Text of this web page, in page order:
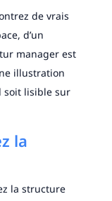
de vrais
d’un
manager est
illustration
soit lisible sur
la
la structure